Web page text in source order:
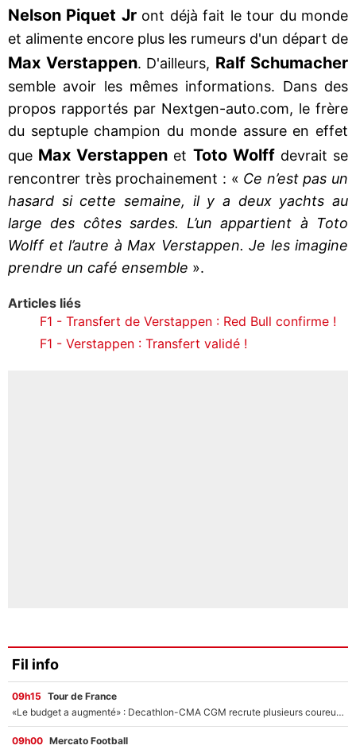
Nelson Piquet Jront déjà fait le tour du monde
et alimente encore plus les rumeurs d'un départ de
Max Verstappen. D'ailleurs, Ralf Schumacher
semble avoir les mêmes informations. Dans des
propos rapportés par Nextgen-auto.com, le frère
du septuple champion du monde assure en effet
que Max Verstappen et Toto Wolffdevrait se
rencontrer très prochainement : « Ce n’est pas un
hasard si cette semaine, il y a deux yachts au
large des côtes sardes. L’un appartient à Toto
Wolff et l’autre à Max Verstappen. Je les imagine
prendre un café ensemble ».
Articles liés
F1 - Transfert de Verstappen : Red Bull confirme !
F1 - Verstappen : Transfert validé !
Fil info
09h15 Tour de France
«Le budget a augmenté» : Decathlon-CMA CGM recrute plusieurs coureurs pour offrir à Paul Seixas une équipe pour gagner le Tour de France 2027
09h00 Mercato Football